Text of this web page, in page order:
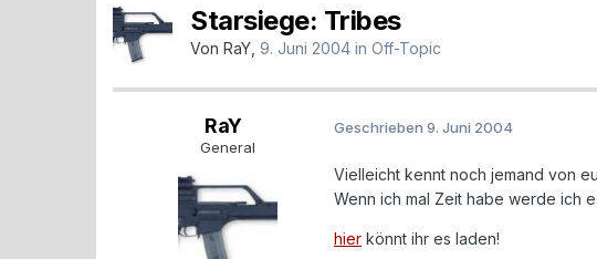
Starsiege: Tribes
Von RaY 9. Juni 2004 in Off-Topic
RaY
General
Geschrieben 9. Juni 2004
Vielleicht kennt noch jemand von
Wenn ich mal Zeit habe werde ich
hier könnt ihr es laden!